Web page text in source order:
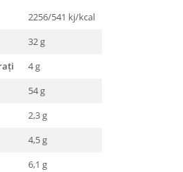
2256/541 kj/kcal
32 g
4 g
54 g
2,3 g
4,5 g
6,1 g